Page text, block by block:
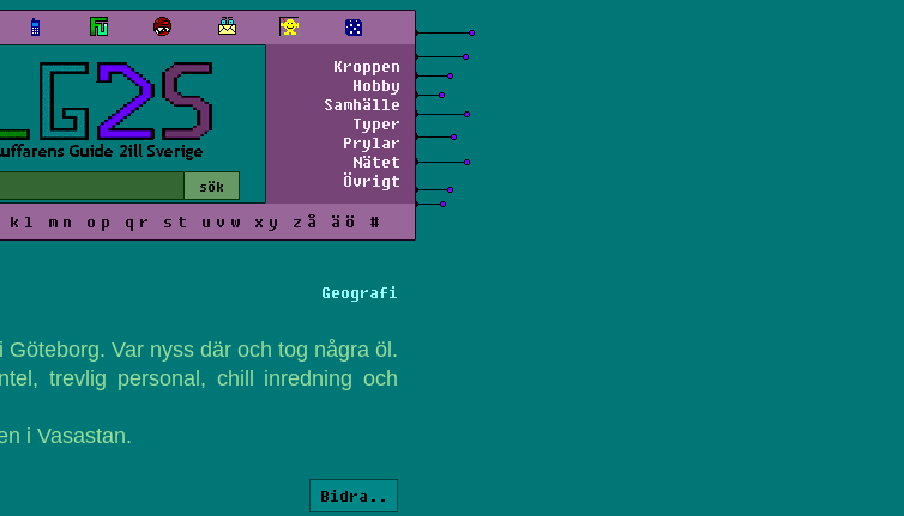
Kroppen
Hobby
Samhälle
Typer
Prylar
Nätet
Övrigt
k l m n o p q r s t u v w x y z å ä ö #
Geografi
Göteborg. Var nyss där och tog några öl.
trevlig personal, chill inredning och
i Vasastan.
Bidra..